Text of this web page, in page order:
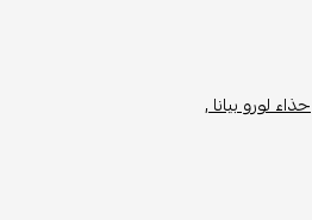
حذاء لورو بيانا ,